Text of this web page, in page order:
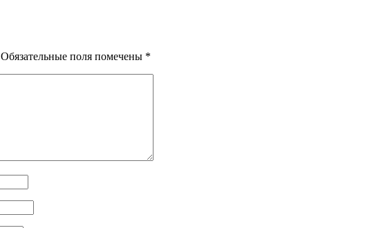
Обязательные поля помечены *